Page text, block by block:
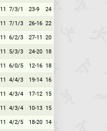
11 7/3/1 23-9 24
11 7/1/3 26-16 22
11 6/2/3 27-11 20
11 5/3/3 24-20 18
11 6/0/5 12-16 18
11 4/4/3 19-14 16
11 4/3/4 17-12 15
11 4/3/4 10-13 15
11 4/2/5 18-20 14